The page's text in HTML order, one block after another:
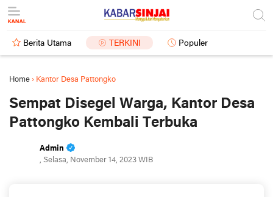
Berita Utama TERKINI Populer
Home › Kantor Desa Pattongko
Sempat Disegel Warga, Kantor Desa
Pattongko Kembali Terbuka
Admin
, Selasa, November 14, 2023 WIB